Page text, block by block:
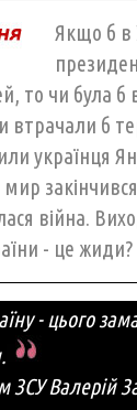
Якщо б в
то чи була б
б
українця
війна.
- це жиди?
- цього
ЗСУ Валерій